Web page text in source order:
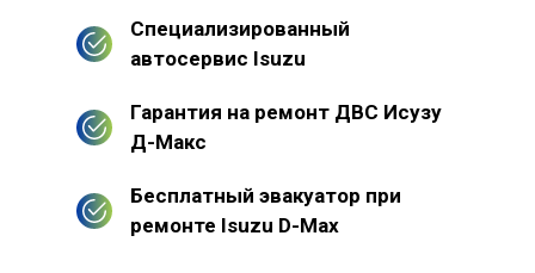
Специализированный
автосервис Isuzu
Гарантия на ремонт ДВС Исузу
Д-Макс
Бесплатный эвакуатор при
ремонте Isuzu D-Max